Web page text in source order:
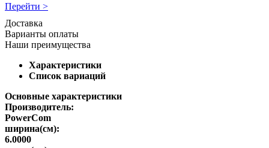
Перейти >
Доставка
Варианты оплаты
Наши преимущества
Характеристики
Список вариаций
Основные характеристики
Производитель:
PowerCom
ширина(см):
6.0000